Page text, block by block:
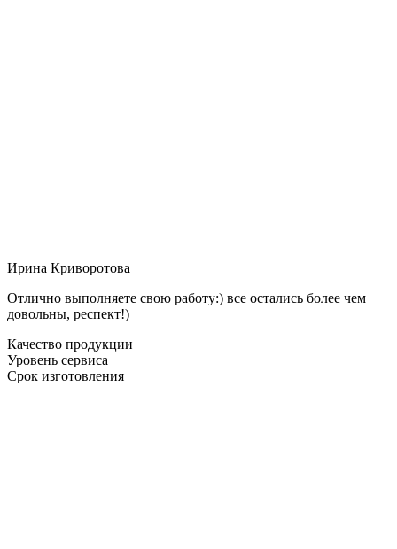
Ирина Криворотова
Отлично выполняете свою работу:) все остались более чем
довольны, респект!)
Качество продукции
Уровень сервиса
Срок изготовления